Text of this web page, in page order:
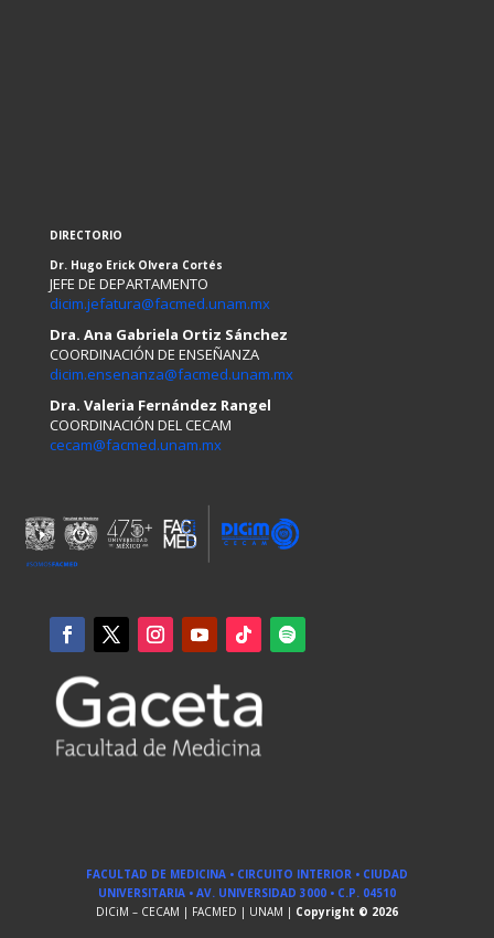
DIRECTORIO
Dr. Hugo Erick Olvera Cortés
JEFE DE DEPARTAMENTO
dicim.jefatura@facmed.unam.mx
Dra. Ana Gabriela Ortiz Sánchez
COORDINACIÓN DE ENSEÑANZA
dicim.ensenanza@facmed.unam.mx
Dra. Valeria Fernández Rangel
COORDINACIÓN DEL CECAM
cecam@facmed.unam.mx
FACULTAD DE MEDICINA • CIRCUITO INTERIOR • CIUDAD
UNIVERSITARIA • AV. UNIVERSIDAD 3000 • C.P. 04510
DICiM – CECAM | FACMED | UNAM | Copyright © 2026